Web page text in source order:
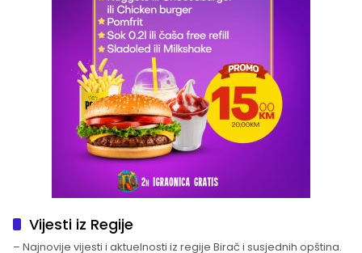
Vijesti iz Regije
– Najnovije vijesti i aktuelnosti iz regije Birač i susjednih opština.